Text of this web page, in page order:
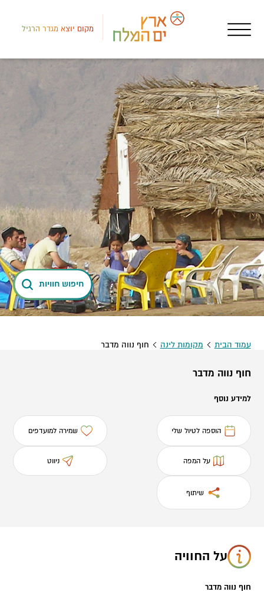
מקום יוצא מגדר הרגיל
חיפוש חוויות
עמוד הבית מקומות לינה חוף נווה מדבר
חוף נווה מדבר
למידע נוסף
הוספה לטיול שלי שמירה למועדפים
על המפה ניווט
שיתוף
על החוויה
חוף נווה מדבר